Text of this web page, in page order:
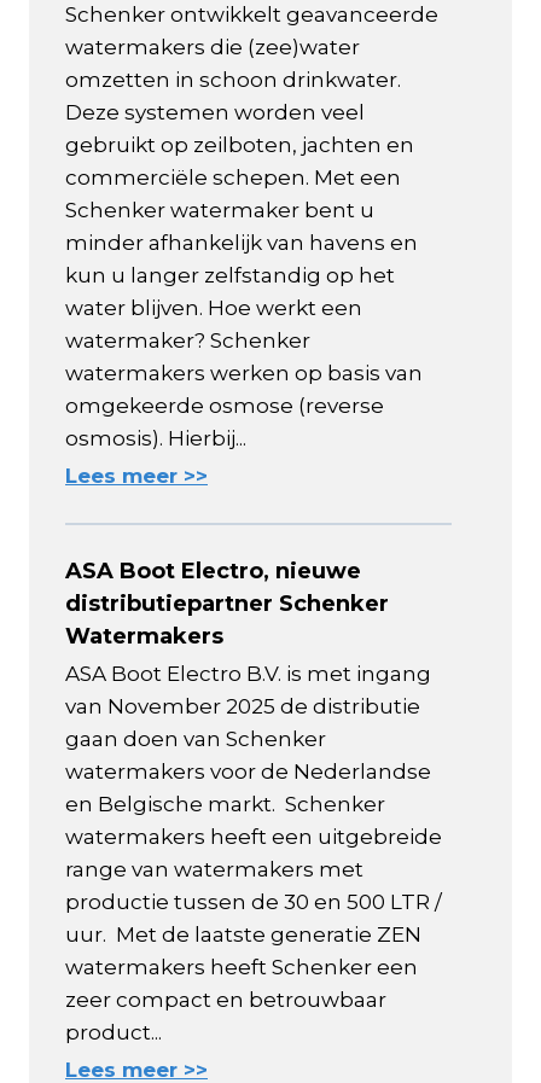
Schenker ontwikkelt geavanceerde
watermakers die (zee)water
omzetten in schoon drinkwater.
Deze systemen worden veel
gebruikt op zeilboten, jachten en
commerciële schepen. Met een
Schenker watermaker bent u
minder afhankelijk van havens en
kun u langer zelfstandig op het
water blijven. Hoe werkt een
watermaker? Schenker
watermakers werken op basis van
omgekeerde osmose (reverse
osmosis). Hierbij...
Lees meer >>
ASA Boot Electro, nieuwe
distributiepartner Schenker
Watermakers
ASA Boot Electro B.V. is met ingang
van November 2025 de distributie
gaan doen van Schenker
watermakers voor de Nederlandse
en Belgische markt. Schenker
watermakers heeft een uitgebreide
range van watermakers met
productie tussen de 30 en 500 LTR /
uur. Met de laatste generatie ZEN
watermakers heeft Schenker een
zeer compact en betrouwbaar
product...
Lees meer >>